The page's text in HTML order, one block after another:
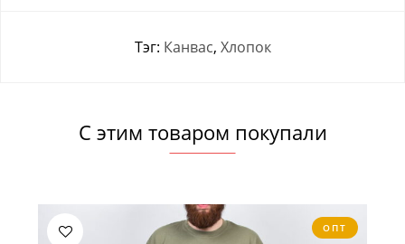
Тэг: Канвас, Хлопок
С этим товаром покупали
ОПТ